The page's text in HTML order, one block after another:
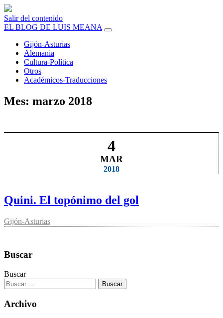
Salir del contenido
EL BLOG DE LUIS MEANA
Gijón-Asturias
Alemania
Cultura-Política
Otros
Académicos-Traducciones
Mes: marzo 2018
4
MAR
2018
Quini. El topónimo del gol
Gijón-Asturias
Buscar
Buscar
Archivo